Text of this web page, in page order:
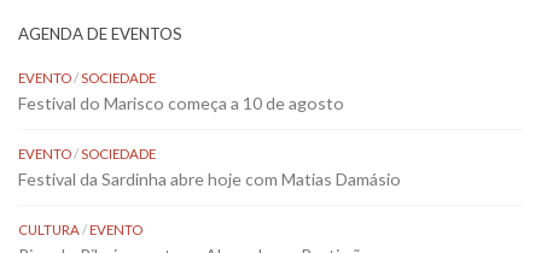
AGENDA DE EVENTOS
EVENTO/SOCIEDADE
Festival do Marisco começa a 10 de agosto
EVENTO/SOCIEDADE
Festival da Sardinha abre hoje com Matias Damásio
CULTURA/EVENTO